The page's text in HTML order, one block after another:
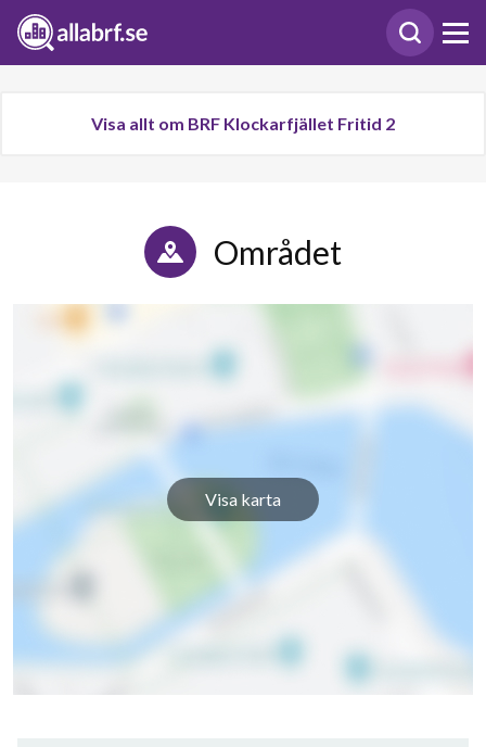
Visa allt om BRF Klockarfjället Fritid 2
Området
Visa karta